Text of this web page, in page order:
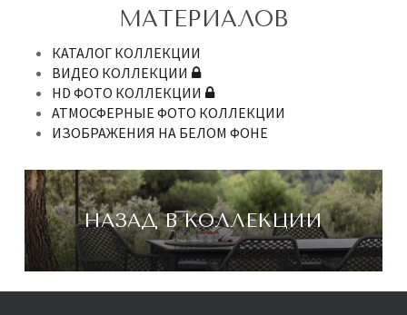
МАТЕРИАЛОВ
КАТАЛОГ КОЛЛЕКЦИИ
ВИДЕО КОЛЛЕКЦИИ
HD ФОТО КОЛЛЕКЦИИ
АТМОСФЕРНЫЕ ФОТО КОЛЛЕКЦИИ
ИЗОБРАЖЕНИЯ НА БЕЛОМ ФОНЕ
НАЗАД В КОЛЛЕКЦИИ